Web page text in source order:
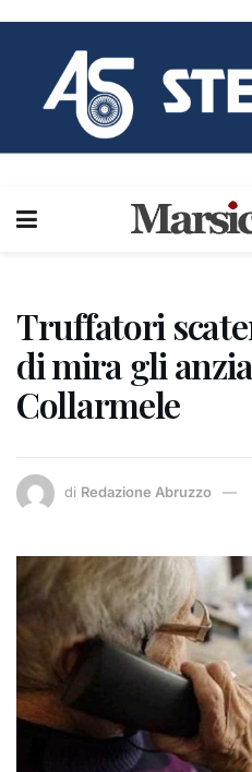
Truffatori
di mira gli
Collarmele
di Redazione Abruzzo